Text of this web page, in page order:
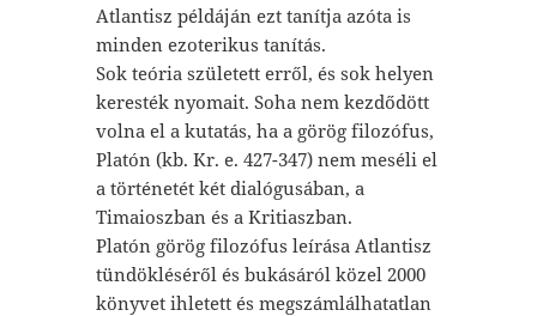
Atlantisz példáján ezt tanítja azóta is
minden ezoterikus tanítás.
Sok teória született erről, és sok helyen
keresték nyomait. Soha nem kezdődött
volna el a kutatás, ha a görög filozófus,
Platón (kb. Kr. e. 427-347) nem meséli el
a történetét két dialógusában, a
Timaioszban és a Kritiaszban.
Platón görög filozófus leírása Atlantisz
tündökléséről és bukásáról közel 2000
könyvet ihletett és megszámlálhatatlan